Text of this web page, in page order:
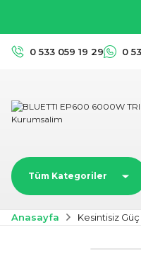
0 533 059 19 29 0
Tüm Kategoriler
Anasayfa Kesintisiz Güç